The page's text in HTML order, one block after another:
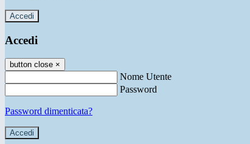
Accedi
Accedi
button close ×
Nome Utente
Password
Password dimenticata?